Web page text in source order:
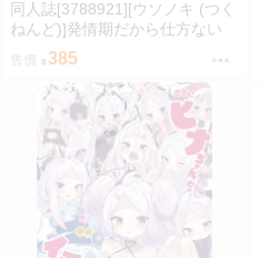
同人誌[3788921][ウソノキ (つく
ねんど)]発情期だから仕方ない
(獸人)
售價 385